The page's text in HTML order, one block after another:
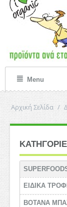
Menu
Αρχική Σελίδα /
ΕΙΔΙΚΑ
ΒΟΤΑΝΑ